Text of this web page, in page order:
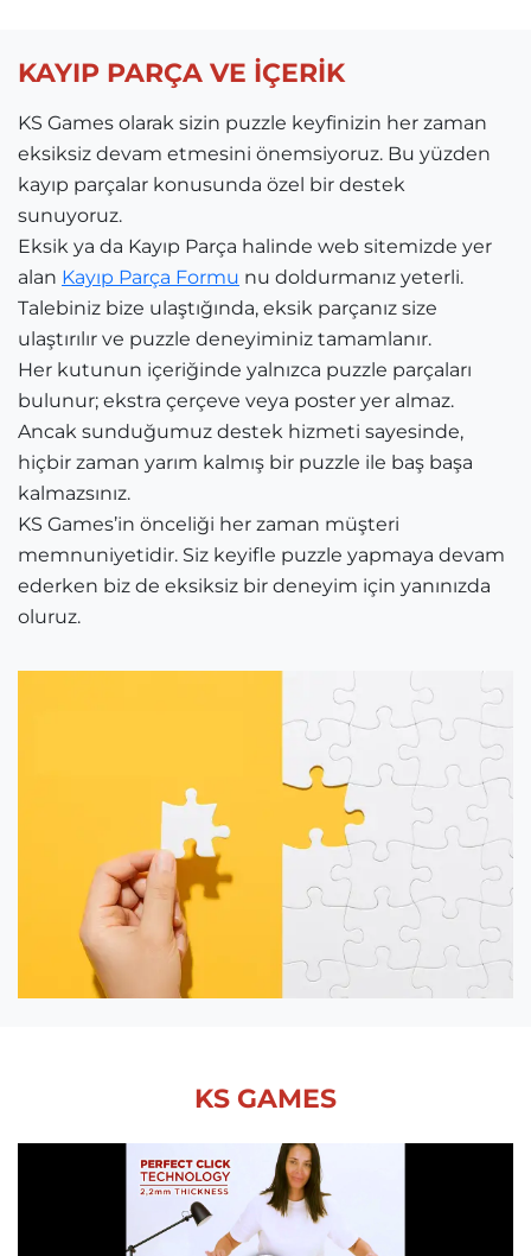
KAYIP PARÇA VE İÇERİK
KS Games olarak sizin puzzle keyfinizin her zaman
eksiksiz devam etmesini önemsiyoruz. Bu yüzden
kayıp parçalar konusunda özel bir destek
sunuyoruz.
Eksik ya da Kayıp Parça halinde web sitemizde yer
alan Kayıp Parça Formu nu doldurmanız yeterli.
Talebiniz bize ulaştığında, eksik parçanız size
ulaştırılır ve puzzle deneyiminiz tamamlanır.
Her kutunun içeriğinde yalnızca puzzle parçaları
bulunur; ekstra çerçeve veya poster yer almaz.
Ancak sunduğumuz destek hizmeti sayesinde,
hiçbir zaman yarım kalmış bir puzzle ile baş başa
kalmazsınız.
KS Games’in önceliği her zaman müşteri
memnuniyetidir. Siz keyifle puzzle yapmaya devam
ederken biz de eksiksiz bir deneyim için yanınızda
oluruz.
KS GAMES